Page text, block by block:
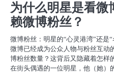
为什么明星是看微
赖微博粉丝？
微博粉丝：明星的“心灵港湾”还是
微博已经成为公众人物与粉丝互动
博粉丝数量？这背后又隐藏着怎样
在街头偶遇的一位明星，他（她）